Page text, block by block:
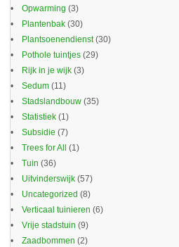
Opwarming (3)
Plantenbak (30)
Plantsoenendienst(30)
Pothole tuintjes (29)
Rijk in je wijk (3)
Sedum (11)
Stadslandbouw (35)
Statistiek (1)
Subsidie (7)
Trees for All
(1)
Tuin (36)
Uitvinderswijk (57)
Uncategorized (8)
Verticaal tuinieren (6)
Vrije stadstuin (9)
Zaadbommen (2)